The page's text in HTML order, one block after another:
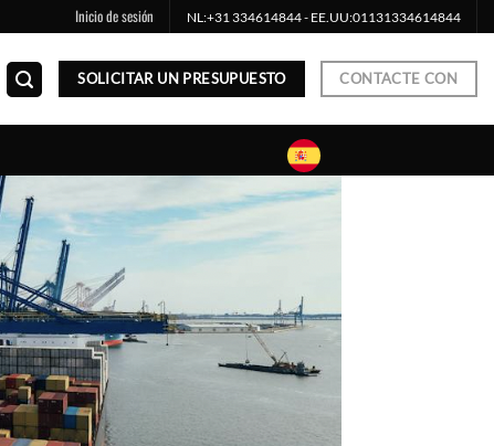
Inicio de sesión NL:+31 334614844- EE.UU:01131334614844
SOLICITAR UN PRESUPUESTO CONTACTE CON